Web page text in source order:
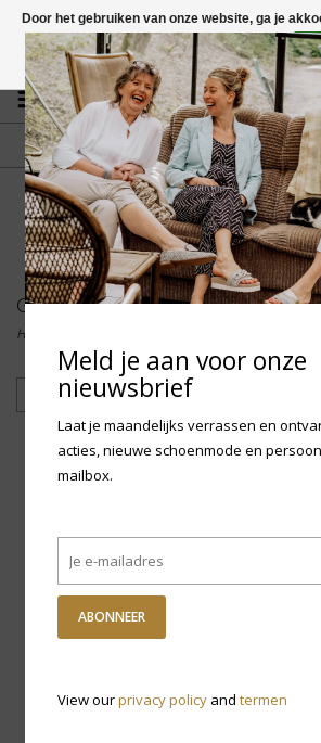
Vragen? App naar +31 58 250
GRATIS VERZENDING NL
Vanaf € 75,-
fdad
Go Banana's
Home
Filteren
-50% KORTING
Door het gebruiken van onze website, ga je
cookies om onze website te verbeteren.
Meer over cookies »
Meld je aan voor onze
nieuwsbrief
Laat je maandelijks verrassen en
acties, nieuwe schoenmode en
mailbox.
ABONNEER
View ourprivacy policyand termen